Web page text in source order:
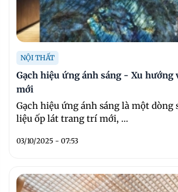
NỘI THẤT
Gạch hiệu ứng ánh sáng - Xu
mới
Gạch hiệu ứng ánh sáng là một dòng
liệu ốp lát trang trí mới, ...
03/10/2025 - 07:53